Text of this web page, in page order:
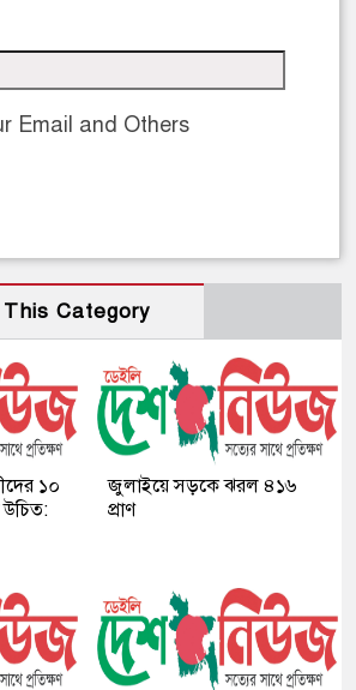
Email and Others
Category
১০
উচিত:
জুলাইয়ে সড়কে ঝরল ৪১৬
প্রাণ